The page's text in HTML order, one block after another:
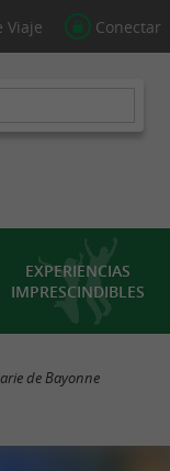
Viaje Conectar
EXPERIENCIAS
IMPRESCINDIBLES
de Bayonne